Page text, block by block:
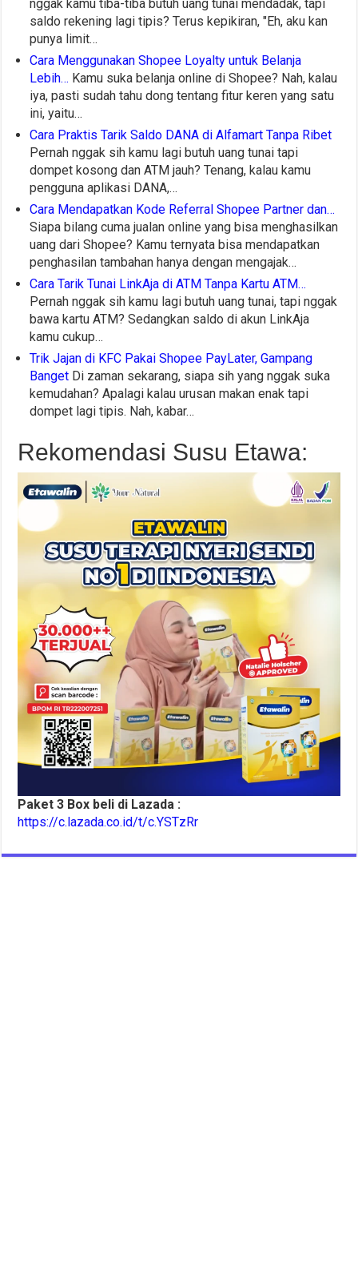
nggak kamu tiba-tiba butuh uang tunai mendadak, tapi
saldo rekening lagi tipis? Terus kepikiran, "Eh, aku kan
punya limit…
Cara Menggunakan Shopee Loyalty untuk Belanja
Lebih… Kamu suka belanja online di Shopee? Nah, kalau
iya, pasti sudah tahu dong tentang fitur keren yang satu
ini, yaitu…
Cara Praktis Tarik Saldo DANA di Alfamart Tanpa Ribet
Pernah nggak sih kamu lagi butuh uang tunai tapi
dompet kosong dan ATM jauh? Tenang, kalau kamu
pengguna aplikasi DANA,…
Cara Mendapatkan Kode Referral Shopee Partner dan…
Siapa bilang cuma jualan online yang bisa menghasilkan
uang dari Shopee? Kamu ternyata bisa mendapatkan
penghasilan tambahan hanya dengan mengajak…
Cara Tarik Tunai LinkAja di ATM Tanpa Kartu ATM…
Pernah nggak sih kamu lagi butuh uang tunai, tapi nggak
bawa kartu ATM? Sedangkan saldo di akun LinkAja
kamu cukup…
Trik Jajan di KFC Pakai Shopee PayLater, Gampang
Banget Di zaman sekarang, siapa sih yang nggak suka
kemudahan? Apalagi kalau urusan makan enak tapi
dompet lagi tipis. Nah, kabar…
Rekomendasi Susu Etawa:
Paket 3 Box beli di Lazada :
https://c.lazada.co.id/t/c.YSTzRr